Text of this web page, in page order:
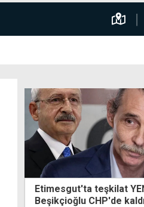
Etimesgut'ta teşkilat
Beşikçioğlu CHP'de